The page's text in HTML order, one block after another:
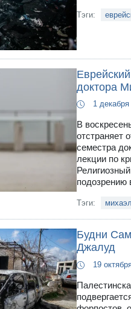
Тэги:
доктора
1
В
отстраняет
семестра
лекции по
подозрению
Тэги:
Будни
Джалуд
19